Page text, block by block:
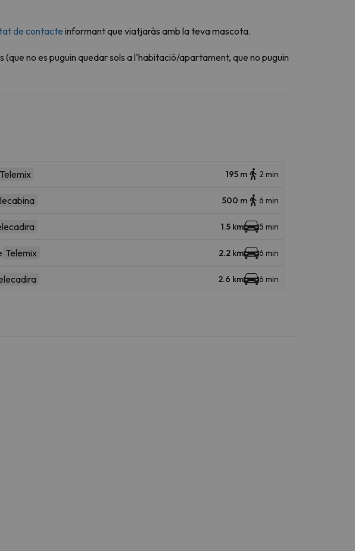
de contacteinformant que viatjaràs amb la teva mascota.
no es puguin quedar sols a l'habitació/apartament, que no puguin
Telemix 195 m 2 min
500 m 6 min
1.5 km 5 min
Telemix 2.2 km 6 min
2.6 km 6 min